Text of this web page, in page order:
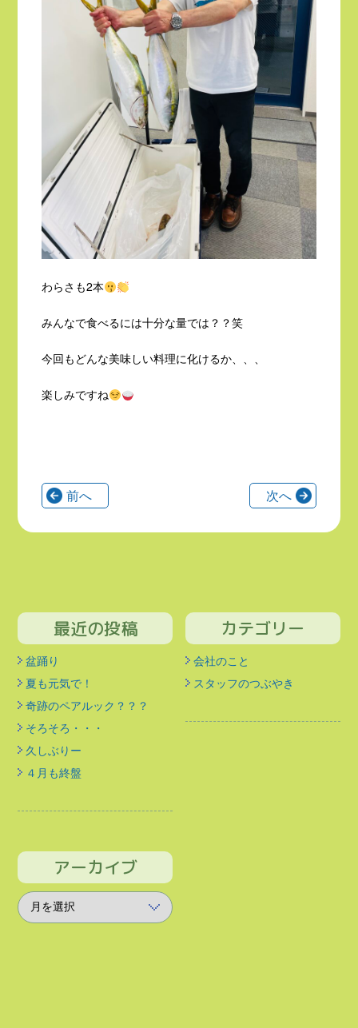
わらさも2本
みんなで食べるには十分な量では？？笑
今回もどんな美味しい料理に化けるか、、、
楽しみですね
前へ 次へ
最近の投稿
盆踊り
夏も元気で！
奇跡のペアルック？？？
そろそろ・・・
久しぶりー
４月も終盤
カテゴリー
会社のこと
スタッフのつぶやき
アーカイブ